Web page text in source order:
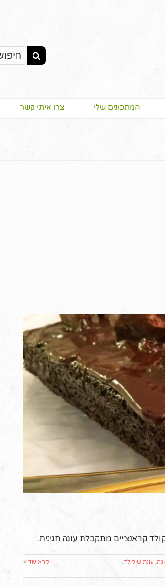
Search
for:
המתכונים שלי צרו איתי קשר
קראנצ׳יים מתקבלת עוגה חגיגית.
עוגת שוקולד קרא עוד >